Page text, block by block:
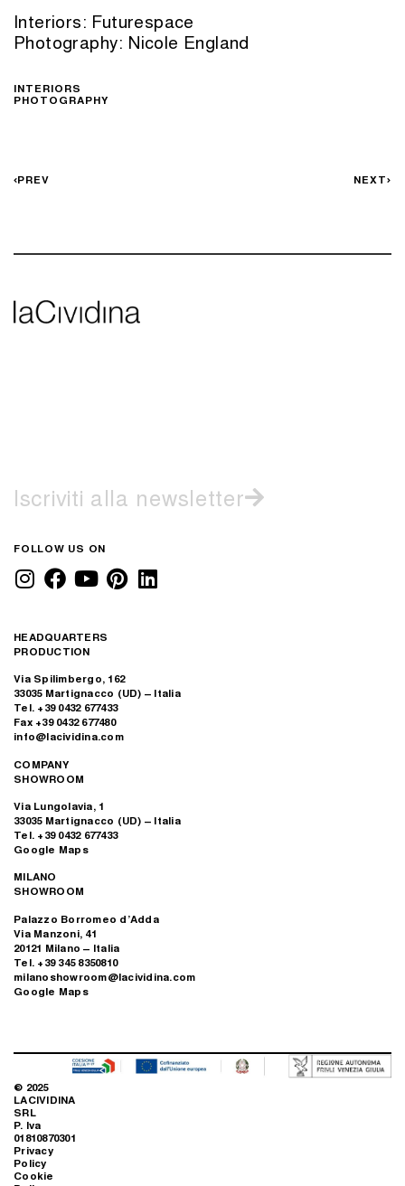
Interiors: Futurespace
Photography: Nicole England
INTERIORS
PHOTOGRAPHY
PREV NEXT
Iscriviti alla newsletter
FOLLOW US ON
HEADQUARTERS
PRODUCTION
Via Spilimbergo, 162
33035 Martignacco (UD) – Italia
Tel. +39 0432 677433
Fax +39 0432 677480
info@lacividina.com
COMPANY
SHOWROOM
Via Lungolavia, 1
33035 Martignacco (UD) – Italia
Tel. +39 0432 677433
Google Maps
MILANO
SHOWROOM
Palazzo Borromeo d’Adda
Via Manzoni, 41
20121 Milano – Italia
Tel. +39 345 8350810
milanoshowroom@lacividina.com
Google Maps
© 2025
LACIVIDINA
SRL
P. Iva
01810870301
Privacy
Policy
Cookie